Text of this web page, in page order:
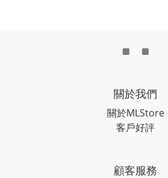
關於我們
關於MLStore
客戶好評
顧客服務